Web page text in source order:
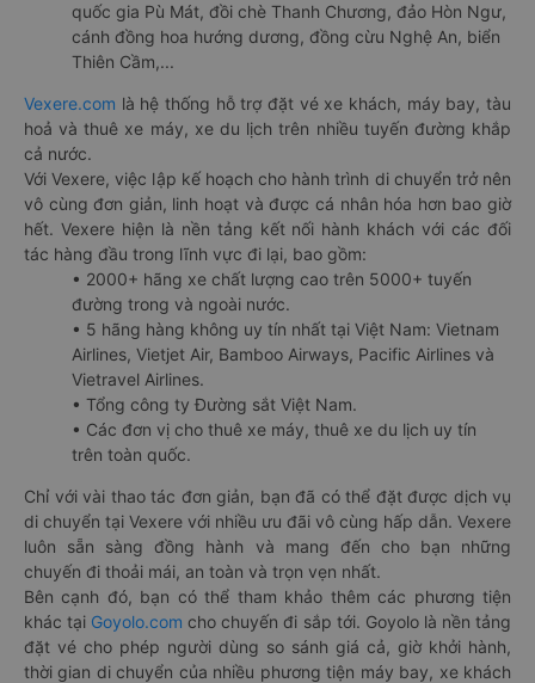
quốc gia Pù Mát, đồi chè Thanh Chương, đảo Hòn Ngư,
cánh đồng hoa hướng dương, đồng cừu Nghệ An, biển
Thiên Cầm,...
Vexere.com là hệ thống hỗ trợ đặt vé xe khách, máy bay, tàu
hoả và thuê xe máy, xe du lịch trên nhiều tuyến đường khắp
cả nước.
Với Vexere, việc lập kế hoạch cho hành trình di chuyển trở nên
vô cùng đơn giản, linh hoạt và được cá nhân hóa hơn bao giờ
hết. Vexere hiện là nền tảng kết nối hành khách với các đối
tác hàng đầu trong lĩnh vực đi lại, bao gồm:
• 2000+ hãng xe chất lượng cao trên 5000+ tuyến
đường trong và ngoài nước.
• 5 hãng hàng không uy tín nhất tại Việt Nam: Vietnam
Airlines, Vietjet Air, Bamboo Airways, Pacific Airlines và
Vietravel Airlines.
• Tổng công ty Đường sắt Việt Nam.
• Các đơn vị cho thuê xe máy, thuê xe du lịch uy tín
trên toàn quốc.
Chỉ với vài thao tác đơn giản, bạn đã có thể đặt được dịch vụ
di chuyển tại Vexere với nhiều ưu đãi vô cùng hấp dẫn. Vexere
luôn sẵn sàng đồng hành và mang đến cho bạn những
chuyến đi thoải mái, an toàn và trọn vẹn nhất.
Bên cạnh đó, bạn có thể tham khảo thêm các phương tiện
khác tại Goyolo.com cho chuyến đi sắp tới. Goyolo là nền tảng
đặt vé cho phép người dùng so sánh giá cả, giờ khởi hành,
thời gian di chuyển của nhiều phương tiện máy bay, xe khách